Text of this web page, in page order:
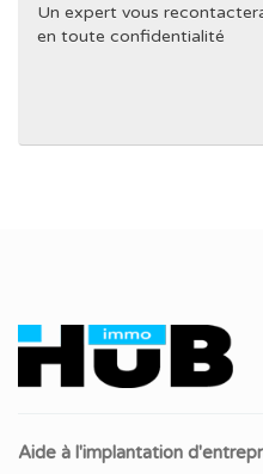
Un expert vous
en toute confidentialité
Aide à l'implantation